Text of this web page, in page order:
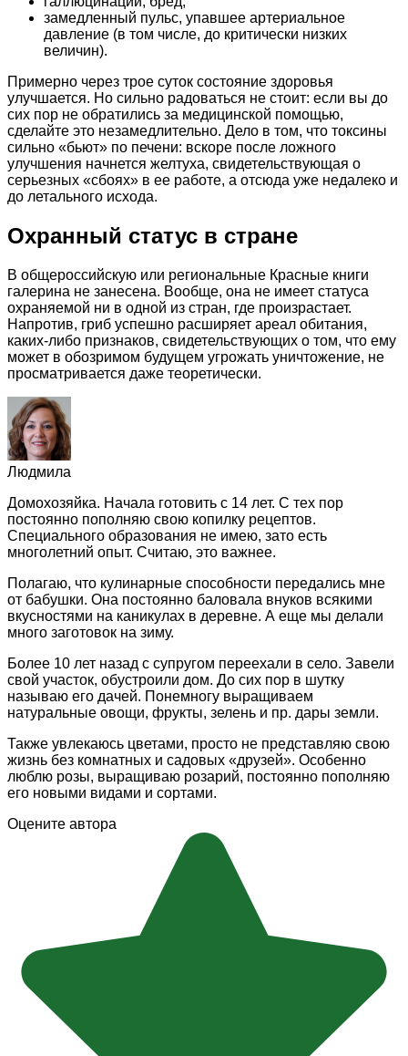
замедленный пульс, упавшее артериальное
давление (в том числе, до критически низких
величин).
Примерно через трое суток состояние здоровья
улучшается. Но сильно радоваться не стоит: если вы до
сих пор не обратились за медицинской помощью,
сделайте это незамедлительно. Дело в том, что токсины
сильно «бьют» по печени: вскоре после ложного
улучшения начнется желтуха, свидетельствующая о
серьезных «сбоях» в ее работе, а отсюда уже недалеко и
до летального исхода.
Охранный статус в стране
В общероссийскую или региональные Красные книги
галерина не занесена. Вообще, она не имеет статуса
охраняемой ни в одной из стран, где произрастает.
Напротив, гриб успешно расширяет ареал обитания,
каких-либо признаков, свидетельствующих о том, что ему
может в обозримом будущем угрожать уничтожение, не
просматривается даже теоретически.
Людмила
Домохозяйка. Начала готовить с 14 лет. С тех пор
постоянно пополняю свою копилку рецептов.
Специального образования не имею, зато есть
многолетний опыт. Считаю, это важнее.
Полагаю, что кулинарные способности передались мне
от бабушки. Она постоянно баловала внуков всякими
вкусностями на каникулах в деревне. А еще мы делали
много заготовок на зиму.
Более 10 лет назад с супругом переехали в село. Завели
свой участок, обустроили дом. До сих пор в шутку
называю его дачей. Понемногу выращиваем
натуральные овощи, фрукты, зелень и пр. дары земли.
Также увлекаюсь цветами, просто не представляю свою
жизнь без комнатных и садовых «друзей». Особенно
люблю розы, выращиваю розарий, постоянно пополняю
его новыми видами и сортами.
Оцените автора